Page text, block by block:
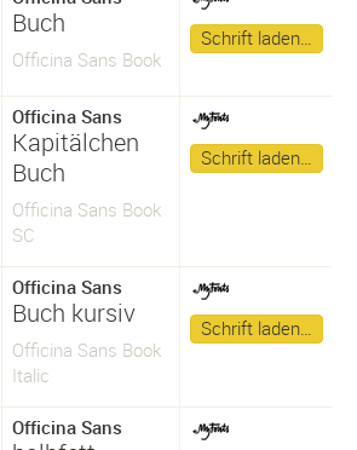
Buch
Officina Sans Book
Schrift laden…
Officina Sans
Kapitälchen
Buch
Officina Sans Book
SC
Schrift laden…
Officina Sans
Buch kursiv
Officina Sans Book
Italic
Schrift laden…
Officina Sans